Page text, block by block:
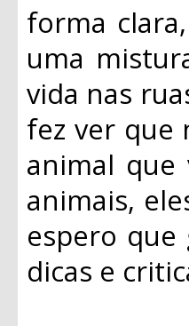
forma
uma
vida nas
fez ver que
animal que
animais,
espero que
dicas e